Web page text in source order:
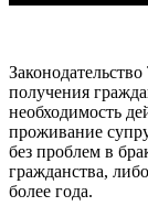
получения
необходимость
проживание
без проблем в
гражданства,
более года.